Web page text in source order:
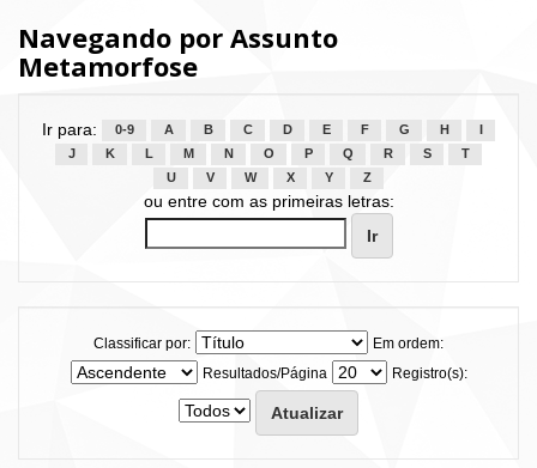
Navegando por Assunto
Metamorfose
Ir para: 0-9 A B C D E F G H
J
K L M N O P Q R S
T
U
V W X Y Z
ou entre com as primeiras letras:
Classificar por:
Em ordem:
Resultados/Página
Registro(s):